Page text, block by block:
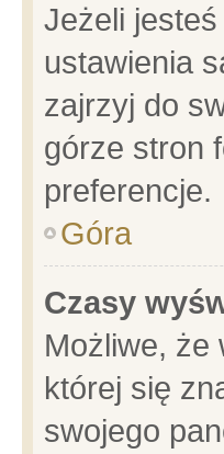
Jeżeli
ustawienia
zajrzyj do
górze stron
preferencje.
Góra
Czasy
Możliwe, że
której się
swojego